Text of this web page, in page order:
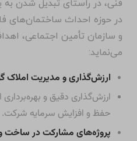
فنی، در راستای تبدیل شدن
در حوزه احداث ساختمان‌های
و سازمان تأمین اجتماعی،
می‌نماید:
ارزش‌گذاری و مدیریت املاک
ارزش‌گذاری دقیق و
حفظ و افزایش سرمایه شرکت.
پروژه‌های مشارکت در ساخت